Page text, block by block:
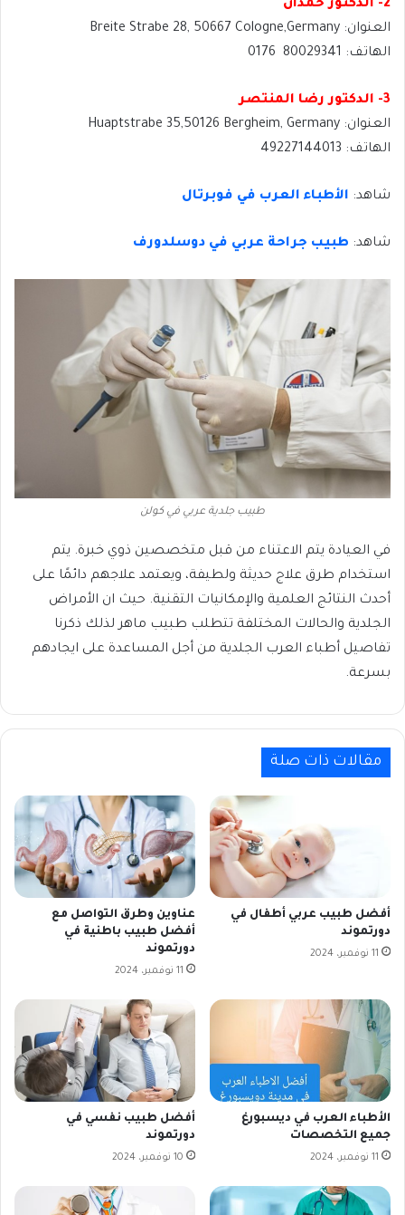
2- الدكتور حمدان
العنوان: Breite Strabe 28, 50667 Cologne,Germany
الهاتف: 80029341 0176
3- الدكتور رضا المنتصر
العنوان: Huaptstrabe 35,50126 Bergheim, Germany
الهاتف: 49227144013
شاهد: الأطباء العرب في فوبرتال
شاهد: طبيب جراحة عربي في دوسلدورف
طبيب جلدية عربي في كولن
في العيادة يتم الاعتناء من قبل متخصصين ذوي خبرة. يتم
استخدام طرق علاج حديثة ولطيفة، ويعتمد علاجهم دائمًا على
أحدث النتائج العلمية والإمكانيات التقنية. حيث ان الأمراض
الجلدية والحالات المختلفة تتطلب طبيب ماهر لذلك ذكرنا
تفاصيل أطباء العرب الجلدية من أجل المساعدة على ايجادهم
بسرعة.
مقالات ذات صلة
أفضل طبيب عربي أطفال في
دورتموند
11 نوفمبر، 2024
عناوين وطرق التواصل مع
أفضل طبيب باطنية في
دورتموند
11 نوفمبر، 2024
الأطباء العرب في ديسبورغ
جميع التخصصات
11 نوفمبر، 2024
أفضل طبيب نفسي في
دورتموند
10 نوفمبر، 2024